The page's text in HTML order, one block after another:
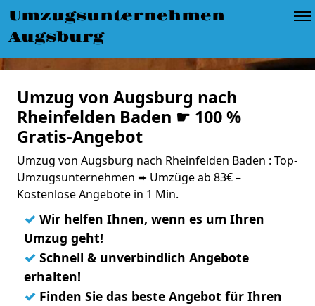
Umzugsunternehmen
Augsburg
Umzug von Augsburg nach
Rheinfelden Baden ☛ 100 %
Gratis-Angebot
Umzug von Augsburg nach Rheinfelden Baden : Top-
Umzugsunternehmen ➨ Umzüge ab 83€ –
Kostenlose Angebote in 1 Min.
✓ Wir helfen Ihnen, wenn es um Ihren
Umzug geht!
✓ Schnell & unverbindlich Angebote
erhalten!
✓ Finden Sie das beste Angebot für Ihren